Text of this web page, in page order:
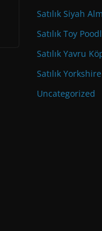
Satılık Siyah
Satılık Toy
Satılık Yavru
Satılık
Uncategorized